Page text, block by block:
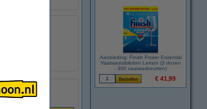
Aanbieding: Finish Power Essential
Vaatwastabletten Lemon (3 dozen
- 300 vaatwasbeurten)
€ 41,99